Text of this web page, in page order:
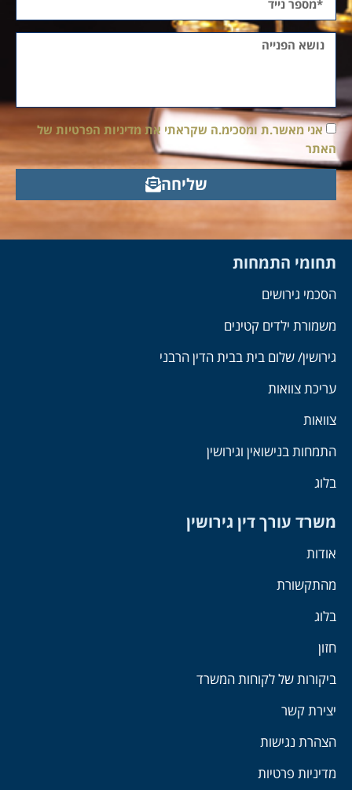
אני מאשר.ת ומסכימ.ה שקראתי את מדיניות הפרטיות של
האתר
שליחה
תחומי התמחות
הסכמי גירושים
משמורת ילדים קטינים
גירושין/ שלום בית בבית הדין הרבני
עריכת צוואות
צוואות
התמחות בנישואין וגירושין
בלוג
משרד עורך דין גירושין
אודות
מהתקשורת
בלוג
חזון
ביקורות של לקוחות המשרד
יצירת קשר
הצהרת נגישות
מדיניות פרטיות